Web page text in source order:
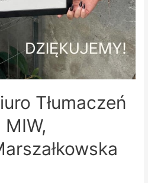
Tłumaczeń